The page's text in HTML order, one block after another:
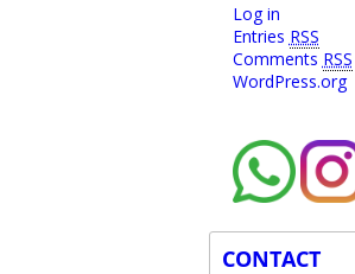
Log in
Entries RSS
Comments RSS
WordPress.org
CONTACT